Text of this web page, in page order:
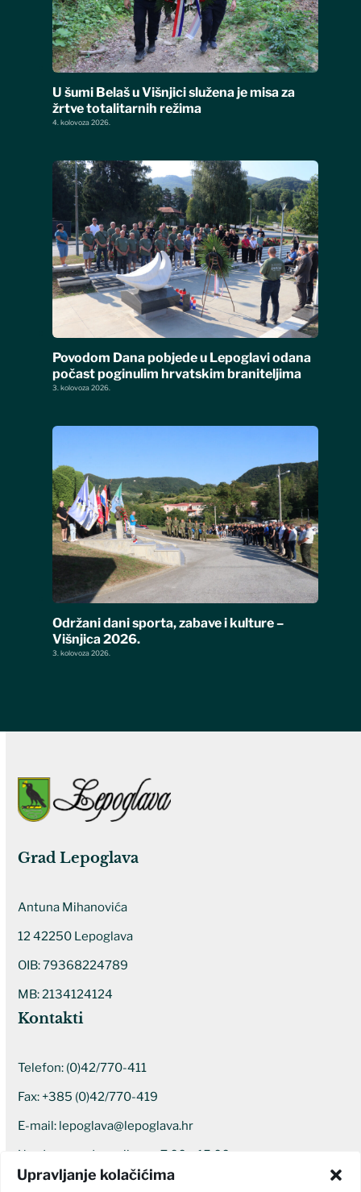
Upravljanje kolačićima
U šumi Belaš u Višnjici služena je misa za
žrtve totalitarnih režima
4. kolovoza 2026.
Povodom Dana pobjede u Lepoglavi odana
počast poginulim hrvatskim braniteljima
3. kolovoza 2026.
Održani dani sporta, zabave i kulture –
Višnjica 2026.
3. kolovoza 2026.
Grad Lepoglava
Antuna Mihanovića
12 42250 Lepoglava
OIB: 79368224789
MB: 2134124124
Kontakti
Telefon: (0)42/770-411
Fax: +385 (0)42/770-419
E-mail: lepoglava@lepoglava.hr
Uredovno radno vrijeme: 7:00 – 15:00
Ostali kontakti